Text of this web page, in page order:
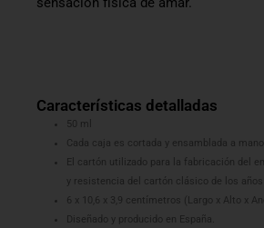
Características detalladas
50 ml
Cada caja es cortada y ensamblada a mano.
El cartón utilizado para la fabricación del
y resistencia del cartón clásico de los años
6 x 10,6 x 3,9 centímetros (Largo x Alto x
Diseñado y producido en España.